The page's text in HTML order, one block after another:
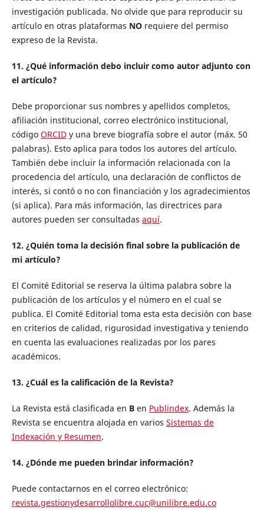
investigación publicada. No olvide que para reproducir su
artículo en otras plataformas NOrequiere del permiso
expreso de la Revista.
11. ¿Qué información debo incluir como autor adjunto con
el artículo?
Debe proporcionar sus nombres y apellidos completos,
afiliación institucional, correo electrónico institucional,
código ORCIDy una breve biografía sobre el autor (máx. 50
palabras). Esto aplica para todos los autores del artículo.
También debe incluir la información relacionada con la
procedencia del artículo, una declaración de conflictos de
interés, si contó o no con financiación y los agradecimientos
(si aplica). Para más información, las directrices para
autores pueden ser consultadas aquí.
12. ¿Quién toma la decisión final sobre la publicación de
mi artículo?
El Comité Editorial se reserva la última palabra sobre la
publicación de los artículos y el número en el cual se
publica. El Comité Editorial toma esta esta decisión con base
en criterios de calidad, rigurosidad investigativa y teniendo
en cuenta las evaluaciones realizadas por los pares
académicos.
13. ¿Cuál es la calificación de la Revista?
La Revista está clasificada en Ben Publindex. Además la
Revista se encuentra alojada en varios Sistemas de
Indexación y Resumen.
14. ¿Dónde me pueden brindar información?
Puede contactarnos en el correo electrónico:
revista.gestionydesarrollolibre.cuc@unilibre.edu.co